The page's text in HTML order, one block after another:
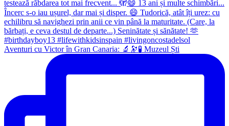
Aventuri cu Victor în Gran Canaria: 🔬🔭🧪 Muzeul Ști